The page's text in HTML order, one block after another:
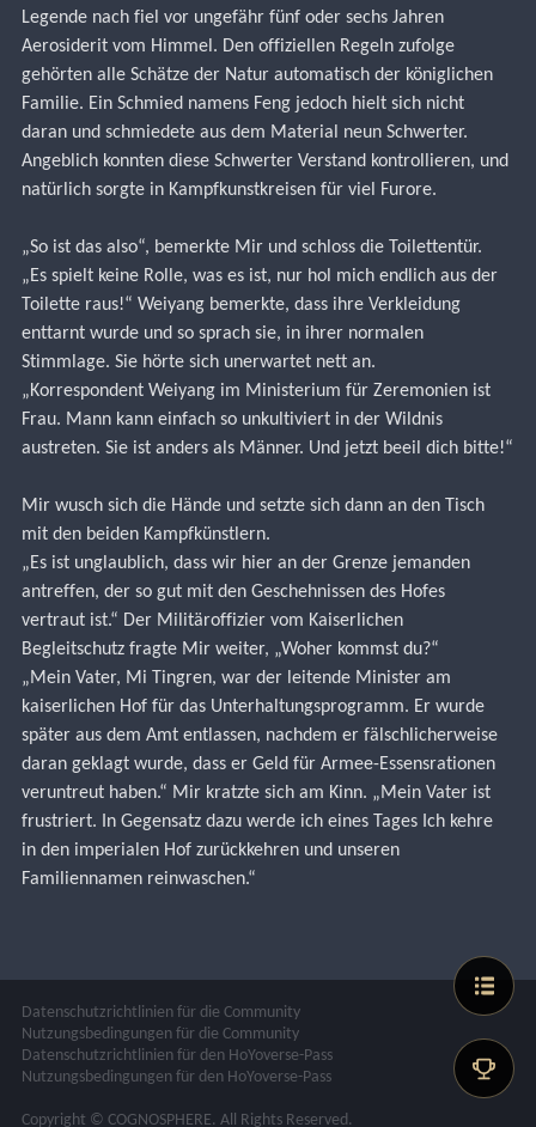
Legende nach fiel vor ungefähr fünf oder sechs Jahren
Aerosiderit vom Himmel. Den offiziellen Regeln zufolge
gehörten alle Schätze der Natur automatisch der königlichen
Familie. Ein Schmied namens Feng jedoch hielt sich nicht
daran und schmiedete aus dem Material neun Schwerter.
Angeblich konnten diese Schwerter Verstand kontrollieren, und
natürlich sorgte in Kampfkunstkreisen für viel Furore.
„So ist das also“, bemerkte Mir und schloss die Toilettentür.
„Es spielt keine Rolle, was es ist, nur hol mich endlich aus der
Toilette raus!“ Weiyang bemerkte, dass ihre Verkleidung
enttarnt wurde und so sprach sie, in ihrer normalen
Stimmlage. Sie hörte sich unerwartet nett an.
„Korrespondent Weiyang im Ministerium für Zeremonien ist
Frau. Mann kann einfach so unkultiviert in der Wildnis
austreten. Sie ist anders als Männer. Und jetzt beeil dich bitte!“
Mir wusch sich die Hände und setzte sich dann an den Tisch
mit den beiden Kampfkünstlern.
„Es ist unglaublich, dass wir hier an der Grenze jemanden
antreffen, der so gut mit den Geschehnissen des Hofes
vertraut ist.“ Der Militäroffizier vom Kaiserlichen
Begleitschutz fragte Mir weiter, „Woher kommst du?“
„Mein Vater, Mi Tingren, war der leitende Minister am
kaiserlichen Hof für das Unterhaltungsprogramm. Er wurde
später aus dem Amt entlassen, nachdem er fälschlicherweise
daran geklagt wurde, dass er Geld für Armee-Essensrationen
veruntreut haben.“ Mir kratzte sich am Kinn. „Mein Vater ist
frustriert. In Gegensatz dazu werde ich eines Tages Ich kehre
in den imperialen Hof zurückkehren und unseren
Familiennamen reinwaschen.“
Datenschutzrichtlinien für die Community
Nutzungsbedingungen für die Community
Datenschutzrichtlinien für den HoYoverse-Pass
Nutzungsbedingungen für den HoYoverse-Pass
Copyright © COGNOSPHERE. All Rights Reserved.